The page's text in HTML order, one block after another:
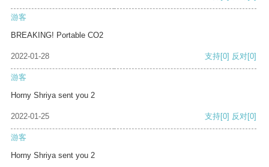
游客
BREAKING! Portable CO2
2022-01-28 支持[0] 反对[0]
游客
Horny Shriya sent you 2
2022-01-25 支持[0] 反对[0]
游客
Horny Shriya sent you 2